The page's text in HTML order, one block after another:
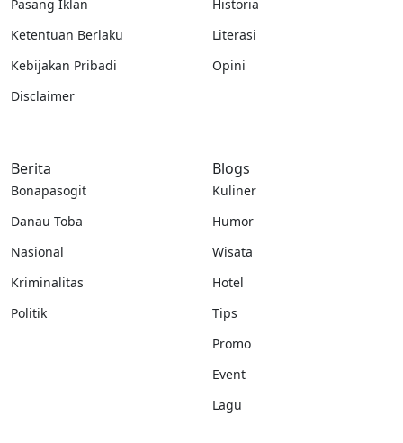
Pasang Iklan
Ketentuan Berlaku
Kebijakan Pribadi
Disclaimer
Historia
Literasi
Opini
Berita
Bonapasogit
Danau Toba
Nasional
Kriminalitas
Politik
Blogs
Kuliner
Humor
Wisata
Hotel
Tips
Promo
Event
Lagu